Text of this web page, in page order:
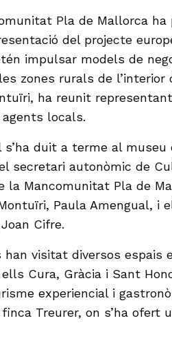
Pla de Mallorca
del projecte
impulsar models de
zones rurals de l’interior
ha reunit
locals.
s’ha duit a terme al
secretari autonòmic de
la Mancomunitat Pla de
Paula Amengual, i
Cifre.
han visitat diversos espais
Cura, Gràcia i Sant
experiencial i
Treurer, on s’ha ofert